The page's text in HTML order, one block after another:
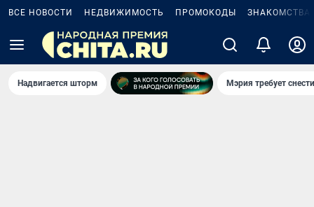
ВСЕ НОВОСТИ НЕДВИЖИМОСТЬ ПРОМОКОДЫ ЗНАКОМСТВА
Надвигается шторм Мэрия требует